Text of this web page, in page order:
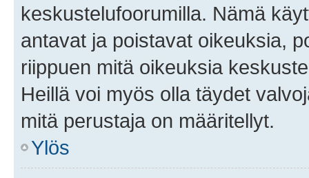
keskustelufoorumilla. Nämä
antavat ja poistavat oikeuksia,
riippuen mitä oikeuksia
Heillä voi myös olla täydet
mitä perustaja on määritellyt.
Ylös